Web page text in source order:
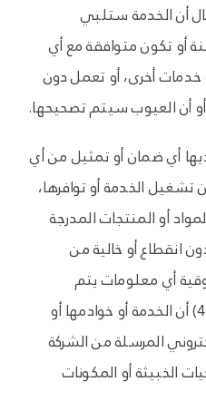
أن الخدمة ستلبي
أو تكون متوافقة مع أي
خدمات أخرى، أو تعمل دون
أو أن العيوب سيتم تصحيحها.
أي ضمان أو تمثيل من أي
أو ضمنيًا: (1) بشأن تشغيل الخدمة أو توافرها،
أو المنتجات المدرجة
دون انقطاع أو خالية من
موثوقية أي معلومات يتم
توفيرها من خلال الخدمة؛ أو (4) أن الخدمة أو خوادمها أو
المرسلة من الشركة
الخبيثة أو المكونات